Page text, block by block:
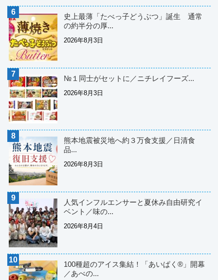
史上最薄「たべっ子どうぶつ」誕生 通常
の約半分の厚...
2026年8月3日
№１同士がセットに／ニチレイフーズ...
2026年8月3日
熊本地震被災地へ約３万食支援／日清食
品...
2026年8月3日
人気インフルエンサーと夏休み自由研究イ
ベント／味の...
2026年8月4日
100種超のアイス集結！「あいぱく®」開幕
／あべの...